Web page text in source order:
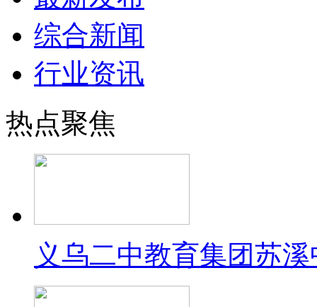
综合新闻
行业资讯
热点聚焦
义乌二中教育集团苏